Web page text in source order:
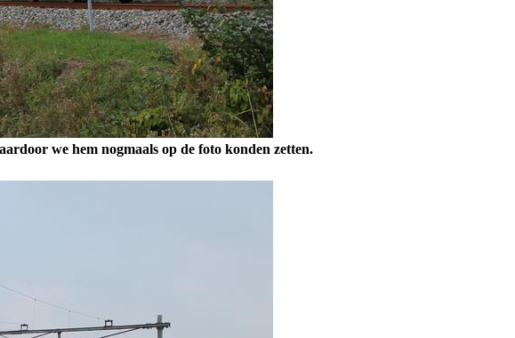
we hem nogmaals op de foto konden zetten.